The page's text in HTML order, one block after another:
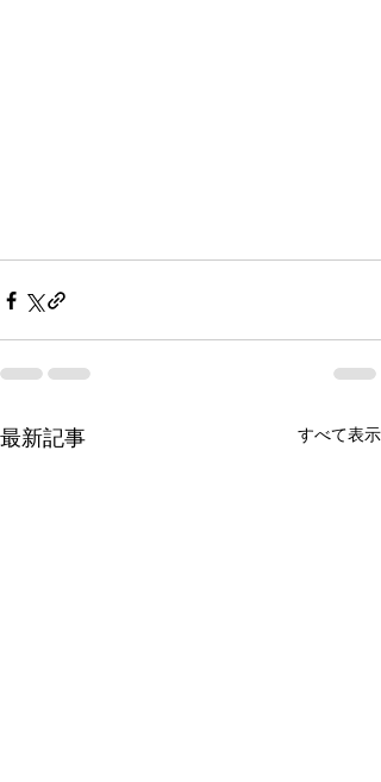
最新記事 すべて表示